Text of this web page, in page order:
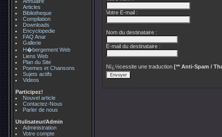
Articles
Bibliotheque
Compilation
Downloads
Encyclopedie
FAQ Anar
Gallerie
H�bergement Web
Liens Web
Plan du Site
Poemes et Chansons
Sujets actifs
Videos
Participez!
Nouvel article
Contactez-Nous
Parler de nous
Utulisateur/Admin
Administration
Votre compte
Votre E-mail :
Nom du destinataire :
E-mail du destinataire :
Nï¿½cessite une traduction [** Anti-Spam /